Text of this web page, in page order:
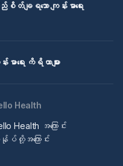
ချရသော ကျန်းမာရေး
းမာရေး ကိရိယာများ
Health
Health အကြောင်း
ပ်တို့အကြောင်း